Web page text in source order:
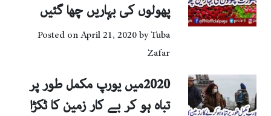
پھولوں کی بہاریں چھا گئیں
Posted onApril 21, 2020byTuba
Zafar
2020میں یورپ مکمل طور پر
تباہ ہو کر بے کار زمین کا ٹکڑا